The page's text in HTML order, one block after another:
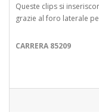
Queste clips si
grazie al foro laterale
CARRERA 85209